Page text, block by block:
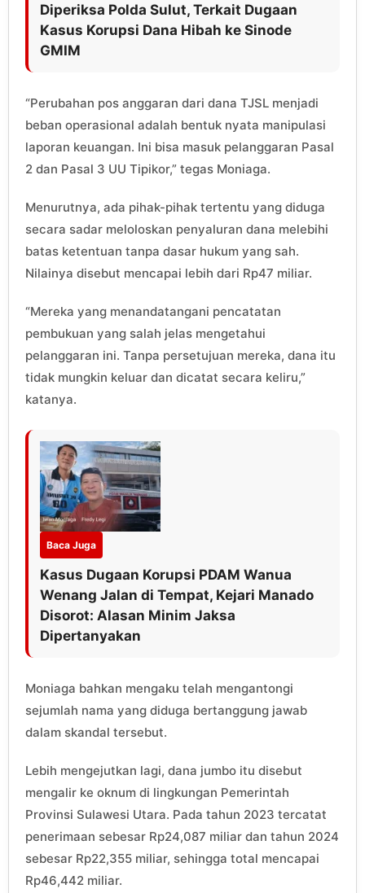
Diperiksa Polda Sulut, Terkait Dugaan
Kasus Korupsi Dana Hibah ke Sinode
GMIM
“Perubahan pos anggaran dari dana TJSL menjadi
beban operasional adalah bentuk nyata manipulasi
laporan keuangan. Ini bisa masuk pelanggaran Pasal
2 dan Pasal 3 UU Tipikor,” tegas Moniaga.
Menurutnya, ada pihak-pihak tertentu yang diduga
secara sadar meloloskan penyaluran dana melebihi
batas ketentuan tanpa dasar hukum yang sah.
Nilainya disebut mencapai lebih dari Rp47 miliar.
“Mereka yang menandatangani pencatatan
pembukuan yang salah jelas mengetahui
pelanggaran ini. Tanpa persetujuan mereka, dana itu
tidak mungkin keluar dan dicatat secara keliru,”
katanya.
Baca Juga
Kasus Dugaan Korupsi PDAM Wanua
Wenang Jalan di Tempat, Kejari Manado
Disorot: Alasan Minim Jaksa
Dipertanyakan
Moniaga bahkan mengaku telah mengantongi
sejumlah nama yang diduga bertanggung jawab
dalam skandal tersebut.
Lebih mengejutkan lagi, dana jumbo itu disebut
mengalir ke oknum di lingkungan Pemerintah
Provinsi Sulawesi Utara. Pada tahun 2023 tercatat
penerimaan sebesar Rp24,087 miliar dan tahun 2024
sebesar Rp22,355 miliar, sehingga total mencapai
Rp46,442 miliar.